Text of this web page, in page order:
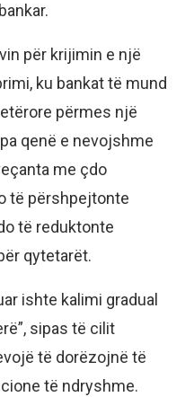
për krijimin e një
ku bankat të mund
përmes një
qenë e nevojshme
me çdo
të përshpejtonte
të reduktonte
qytetarët.
ishte kalimi gradual
sipas të cilit
të dorëzojnë të
të ndryshme.